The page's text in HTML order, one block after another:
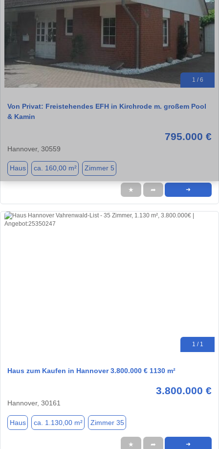
1 / 6
Von Privat: Freistehendes EFH in Kirchrode m. großem Pool
& Kamin
795.000 €
Hannover, 30559
Haus ca. 160,00 m² Zimmer 5
★ ➦ ➜
1 / 1
Haus zum Kaufen in Hannover 3.800.000 € 1130 m²
3.800.000 €
Hannover, 30161
Haus ca. 1.130,00 m² Zimmer 35
★ ➦ ➜